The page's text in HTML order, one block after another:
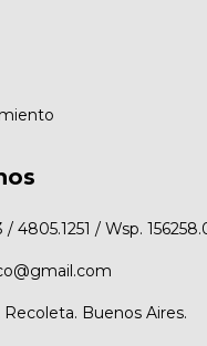
4805.1251 / Wsp.
Recoleta. Buenos Aires.